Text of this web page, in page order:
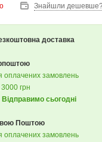
Знайшли
доставка
оплачених замовлень
3000 грн
Відправимо сьогодні
Поштою
оплачених замовлень